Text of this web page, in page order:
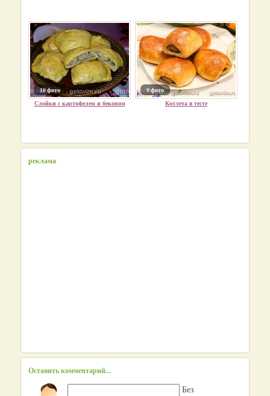
10 фото
Слойки с картофелем и беконом
9 фото
Котлета в тесте
реклама
Оставить комментарий...
Без